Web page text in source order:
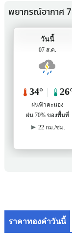
ราคาทองคำวันนี้